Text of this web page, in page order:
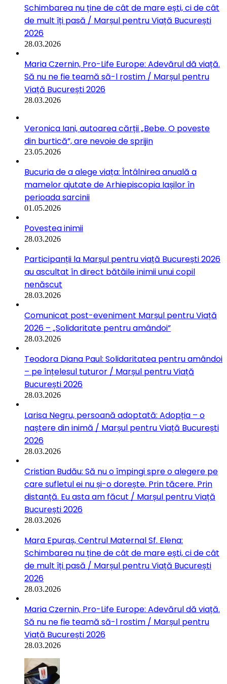
Schimbarea nu ține de cât de mare ești, ci de cât
de mult îți pasă / Marșul pentru Viață București
2026
28.03.2026
Maria Czernin, Pro-Life Europe: Adevărul dă viață.
Să nu ne fie teamă să-l rostim / Marșul pentru
Viață București 2026
28.03.2026
Veronica Iani, autoarea cărții „Bebe. O poveste
din burtică”, are nevoie de sprijin
23.05.2026
Bucuria de a alege viața: Întâlnirea anuală a
mamelor ajutate de Arhiepiscopia Iașilor în
perioada sarcinii
01.05.2026
Povestea inimii
28.03.2026
Participanții la Marșul pentru viață București 2026
au ascultat în direct bătăile inimii unui copil
nenăscut
28.03.2026
Comunicat post-eveniment Marșul pentru Viață
2026 – „Solidaritate pentru amândoi”
28.03.2026
Teodora Diana Paul: Solidaritatea pentru amândoi
– pe înțelesul tuturor / Marșul pentru Viață
București 2026
28.03.2026
Larisa Negru, persoană adoptată: Adopția – o
naștere din inimă / Marșul pentru Viață București
2026
28.03.2026
Cristian Budău: Să nu o împingi spre o alegere pe
care sufletul ei nu și-o dorește. Prin tăcere. Prin
distanță. Eu asta am făcut / Marșul pentru Viață
București 2026
28.03.2026
Mara Epuraș, Centrul Maternal Sf. Elena:
Schimbarea nu ține de cât de mare ești, ci de cât
de mult îți pasă / Marșul pentru Viață București
2026
28.03.2026
Maria Czernin, Pro-Life Europe: Adevărul dă viață.
Să nu ne fie teamă să-l rostim / Marșul pentru
Viață București 2026
28.03.2026